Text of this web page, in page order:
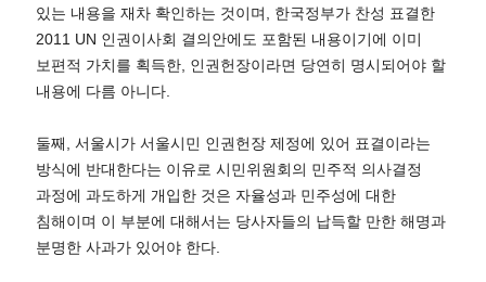
있는 내용을 재차 확인하는 것이며, 한국정부가 찬성 표결한
2011 UN 인권이사회 결의안에도 포함된 내용이기에 이미
보편적 가치를 획득한, 인권헌장이라면 당연히 명시되어야 할
내용에 다름 아니다.
둘째, 서울시가 서울시민 인권헌장 제정에 있어 표결이라는
방식에 반대한다는 이유로 시민위원회의 민주적 의사결정
과정에 과도하게 개입한 것은 자율성과 민주성에 대한
침해이며 이 부분에 대해서는 당사자들의 납득할 만한 해명과
분명한 사과가 있어야 한다.